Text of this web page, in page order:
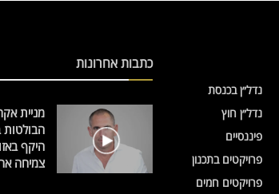
נדל״ן בכנסת
נדל״ן חוץ
פיננסיים
פרויקטים בתכנון
פרויקטים חמים
כתבות אחרונות
מניית
הבולטות
היקף
צמיחה